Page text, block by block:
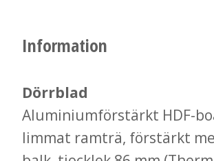
Information
Dörrblad
Aluminiumförstärkt HDF-
limmat ramträ, förstärkt